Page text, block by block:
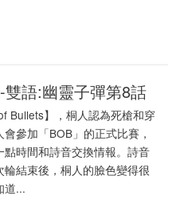
雙語:幽靈子彈第8話
Bullets】，桐人認為死槍和穿
參加「BOB」的正式比賽，
點時間和詩音交換情報。詩音
輪結束後，桐人的臉色變得很
道...